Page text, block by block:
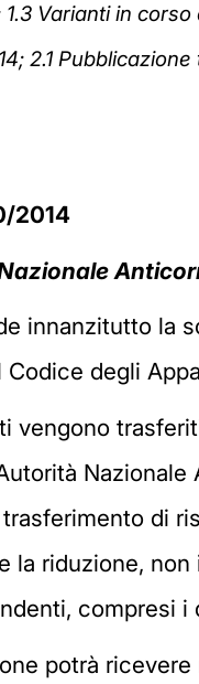
1.3 Varianti in
2.1Pubblicazione
2014
innanzitutto la
degli
vengono
di
la riduzione,
compresi i
potrà